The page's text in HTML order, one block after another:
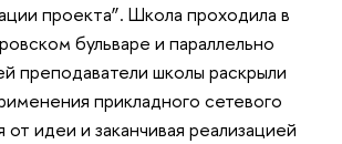
проекта”. Школа проходила в
бульваре и параллельно
преподаватели школы раскрыли
прикладного сетевого
от идеи и заканчивая реализацией